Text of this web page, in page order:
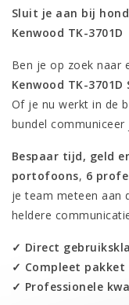
Sluit je aan bij
Kenwood TK-3701D
Ben je op zoek naar
Kenwood TK-
Of je nu werkt in de
bundel
Bespaar tijd, geld
portofoons, 6
je team meteen aan
heldere
✓ Direct
✓ Compleet
✓ Professionele